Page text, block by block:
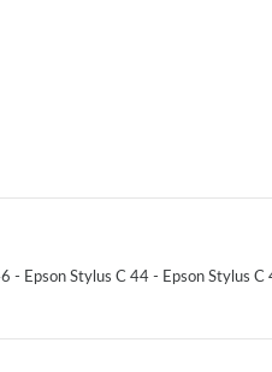
- Epson Stylus C 44 - Epson Stylus